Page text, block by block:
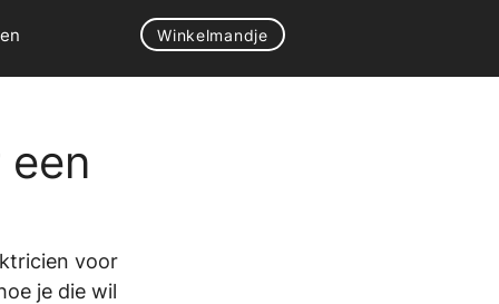
Winkelmandje
voor
je die wil